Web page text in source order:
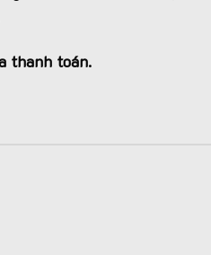
thanh toán.